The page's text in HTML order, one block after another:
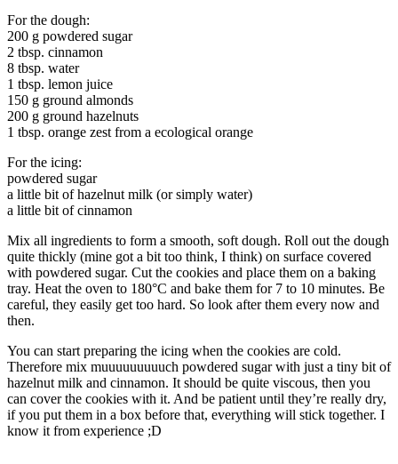
For the dough:
200 g powdered sugar
2 tbsp. cinnamon
8 tbsp. water
1 tbsp. lemon juice
150 g ground almonds
200 g ground hazelnuts
1 tbsp. orange zest from a ecological orange
For the icing:
powdered sugar
a little bit of hazelnut milk (or simply water)
a little bit of cinnamon
Mix all ingredients to form a smooth, soft dough. Roll out the dough
quite thickly (mine got a bit too think, I think) on surface covered
with powdered sugar. Cut the cookies and place them on a baking
tray. Heat the oven to 180°C and bake them for 7 to 10 minutes. Be
careful, they easily get too hard. So look after them every now and
then.
You can start preparing the icing when the cookies are cold.
Therefore mix muuuuuuuuuch powdered sugar with just a tiny bit of
hazelnut milk and cinnamon. It should be quite viscous, then you
can cover the cookies with it. And be patient until they’re really dry,
if you put them in a box before that, everything will stick together. I
know it from experience ;D